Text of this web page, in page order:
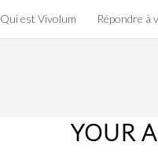
Qui est Vivolum Répondre à
YOUR